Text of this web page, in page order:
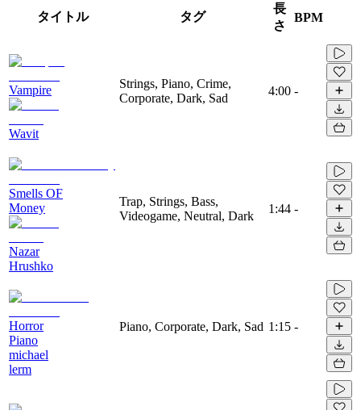
タイトル タグ
長
さ
BPM
Vampire
Wavit
Strings, Piano, Crime,
Corporate, Dark, Sad
4:00 -
Smells OF
Money
Nazar
Hrushko
Trap, Strings, Bass,
Videogame, Neutral, Dark
1:44 -
Horror
Piano
michael
lerm
Piano, Corporate, Dark, Sad 1:15 -